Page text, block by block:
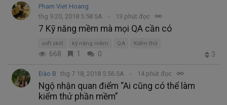
Pham Viet Hoang
thg 9 20, 2018 5:58 SA
13 phút đọc
7 Kỹ năng mềm mà mọi QA cần có
soft skill kỹ năng mềm QA Kiểm thử
668 1 0 3
Đào B thg 7 18, 2018 5:56 SA 14 phút đọc
Ngộ nhận quan điểm “Ai cũng có thể làm
kiểm thử phần mềm”